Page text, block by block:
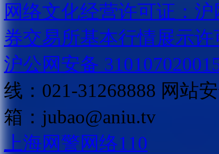
网络文化经营许可证：
券交易所基本行情展示许
沪公网安备
线：021-31268888 网站
箱： jubao@aniu.tv
上海网警网络110